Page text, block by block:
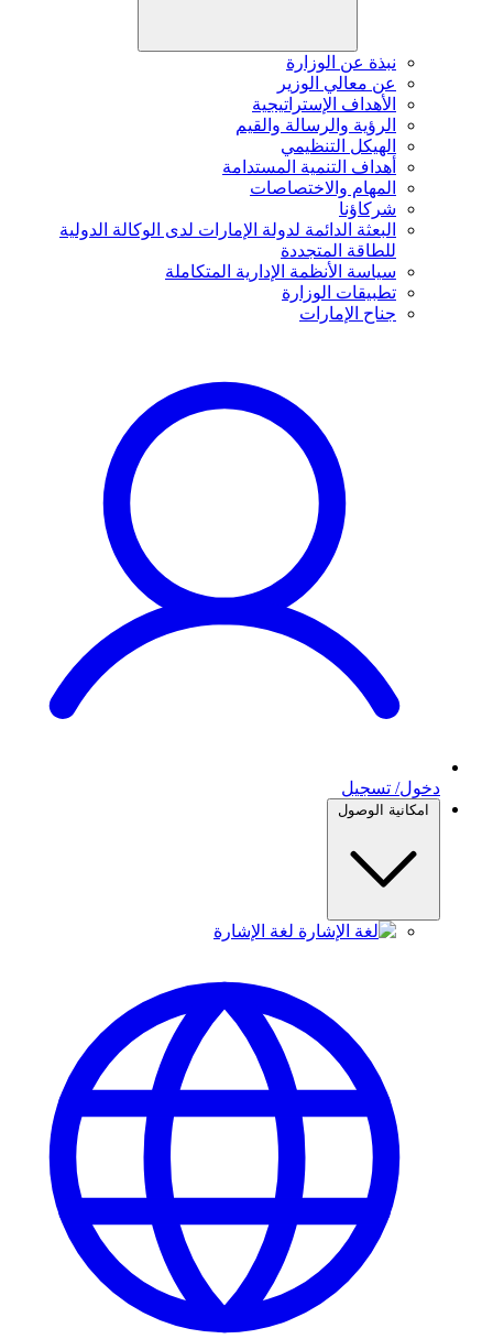
نبذة عن الوزارة
عن معالي الوزير
الأهداف الإستراتيجية
الرؤية والرسالة والقيم
الهيكل التنظيمي
أهداف التنمية المستدامة
المهام والاختصاصات
شركاؤنا
البعثة الدائمة لدولة الإمارات لدى الوكالة الدولية
للطاقة المتجددة
سياسة الأنظمة الإدارية المتكاملة
تطبيقات الوزارة
جناح الإمارات
دخول/ تسجيل
امكانية الوصول
لغة الإشارة